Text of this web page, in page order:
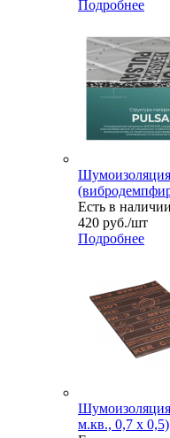
Подробнее
Есть в наличии
420 руб./шт
Подробнее
м.кв., 0,7 х 0,5)